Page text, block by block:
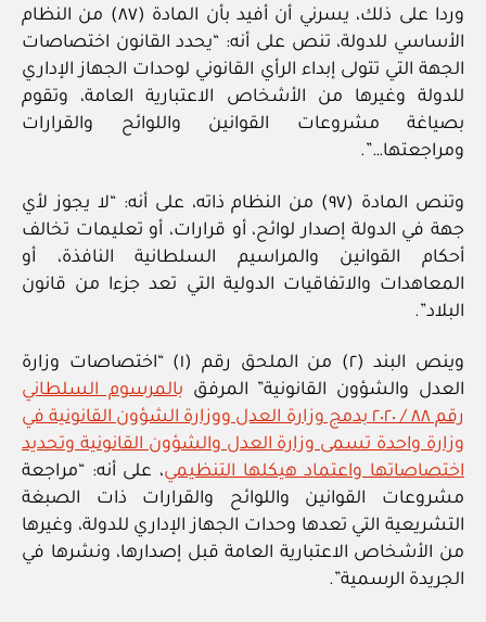
وردا على ذلك، يسرني أن أفيد بأن المادة (٨٧) من النظام
الأساسي للدولة، تنص على أنه: “يحدد القانون اختصاصات
الجهة التي تتولى إبداء الرأي القانوني لوحدات الجهاز الإداري
للدولة وغيرها من الأشخاص الاعتبارية العامة، وتقوم
بصياغة مشروعات القوانين واللوائح والقرارات
ومراجعتها…”.
وتنص المادة (٩٧) من النظام ذاته، على أنه: “لا يجوز لأي
جهة في الدولة إصدار لوائح، أو قرارات، أو تعليمات تخالف
أحكام القوانين والمراسيم السلطانية النافذة، أو
المعاهدات والاتفاقيات الدولية التي تعد جزءا من قانون
البلاد”.
وينص البند (٢) من الملحق رقم (١) “اختصاصات وزارة
العدل والشؤون القانونية” المرفق بالمرسوم السلطاني
رقم ٨٨ / ٢٠٢٠ بدمج وزارة العدل ووزارة الشؤون القانونية في
وزارة واحدة تسمى وزارة العدل والشؤون القانونية وتحديد
اختصاصاتها واعتماد هيكلها التنظيمي، على أنه: “مراجعة
مشروعات القوانين واللوائح والقرارات ذات الصبغة
التشريعية التي تعدها وحدات الجهاز الإداري للدولة، وغيرها
من الأشخاص الاعتبارية العامة قبل إصدارها، ونشرها في
الجريدة الرسمية”.